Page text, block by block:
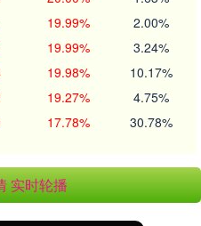
19.99% 2.00%
19.99% 3.24%
19.98% 10.17%
19.27% 4.75%
17.78% 30.78%
实时轮播